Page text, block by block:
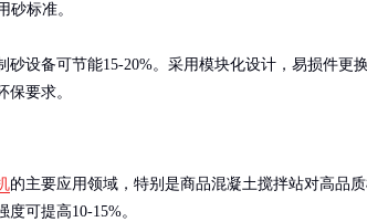
砂标准。
砂设备可节能15-20%。采用模块化设计，易损件更
保要求。
的主要应用领域，特别是商品混凝土搅拌站对高品
可提高10-15%。